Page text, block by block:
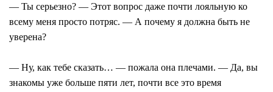
— Ты серьезно? — Этот вопрос даже почти лояльную ко
всему меня просто потряс. — А почему я должна быть не
уверена?
— Ну, как тебе сказать… — пожала она плечами. — Да, вы
знакомы уже больше пяти лет, почти все это время